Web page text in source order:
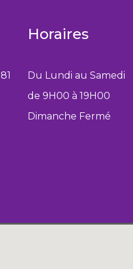
Horaires
Du Lundi au Samedi
de 9H00 à 19H00
Dimanche Fermé